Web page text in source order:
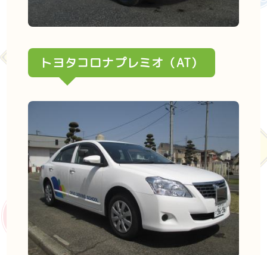
トヨタコロナプレミオ（AT）